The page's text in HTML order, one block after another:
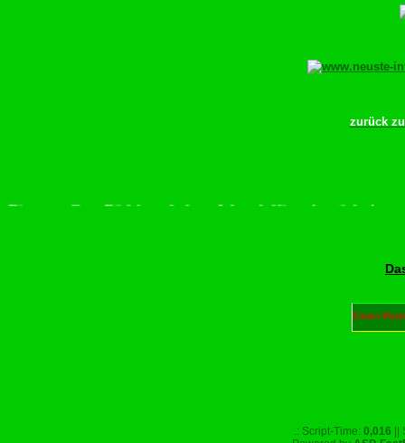
zurück
scrollen–Rädchen drehen–Wurschdfingr bewächn!
Unser
.: Script-Time: 0,016